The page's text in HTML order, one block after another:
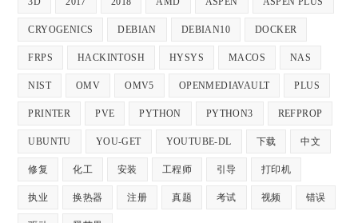
CRYOGENICS DEBIAN DEBIAN10 DOCKER
FRPS HACKINTOSH HYSYS MACOS NAS
NIST OMV OMV5 OPENMEDIAVAULT PLUS
PRINTER PVE PYTHON PYTHON3 REFPROP
UBUNTU YOU-GET YOUTUBE-DL 下载 中文
修复 化工 安装 工程师 引导 打印机
执业 换热器 注册 真题 考试 视频 错误